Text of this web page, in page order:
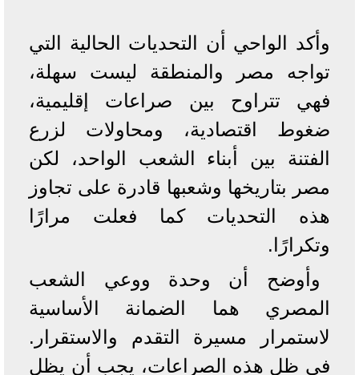
وأكد الواحي أن التحديات الحالية التي
تواجه مصر والمنطقة ليست سهلة،
فهي تتراوح بين صراعات إقليمية،
ضغوط اقتصادية، ومحاولات لزرع
الفتنة بين أبناء الشعب الواحد، لكن
مصر بتاريخها وشعبها قادرة على تجاوز
هذه التحديات كما فعلت مرارًا
وتكرارًا.
وأوضح أن وحدة ووعي الشعب
المصري هما الضمانة الأساسية
لاستمرار مسيرة التقدم والاستقرار.
في ظل هذه الصراعات، يجب أن يظل